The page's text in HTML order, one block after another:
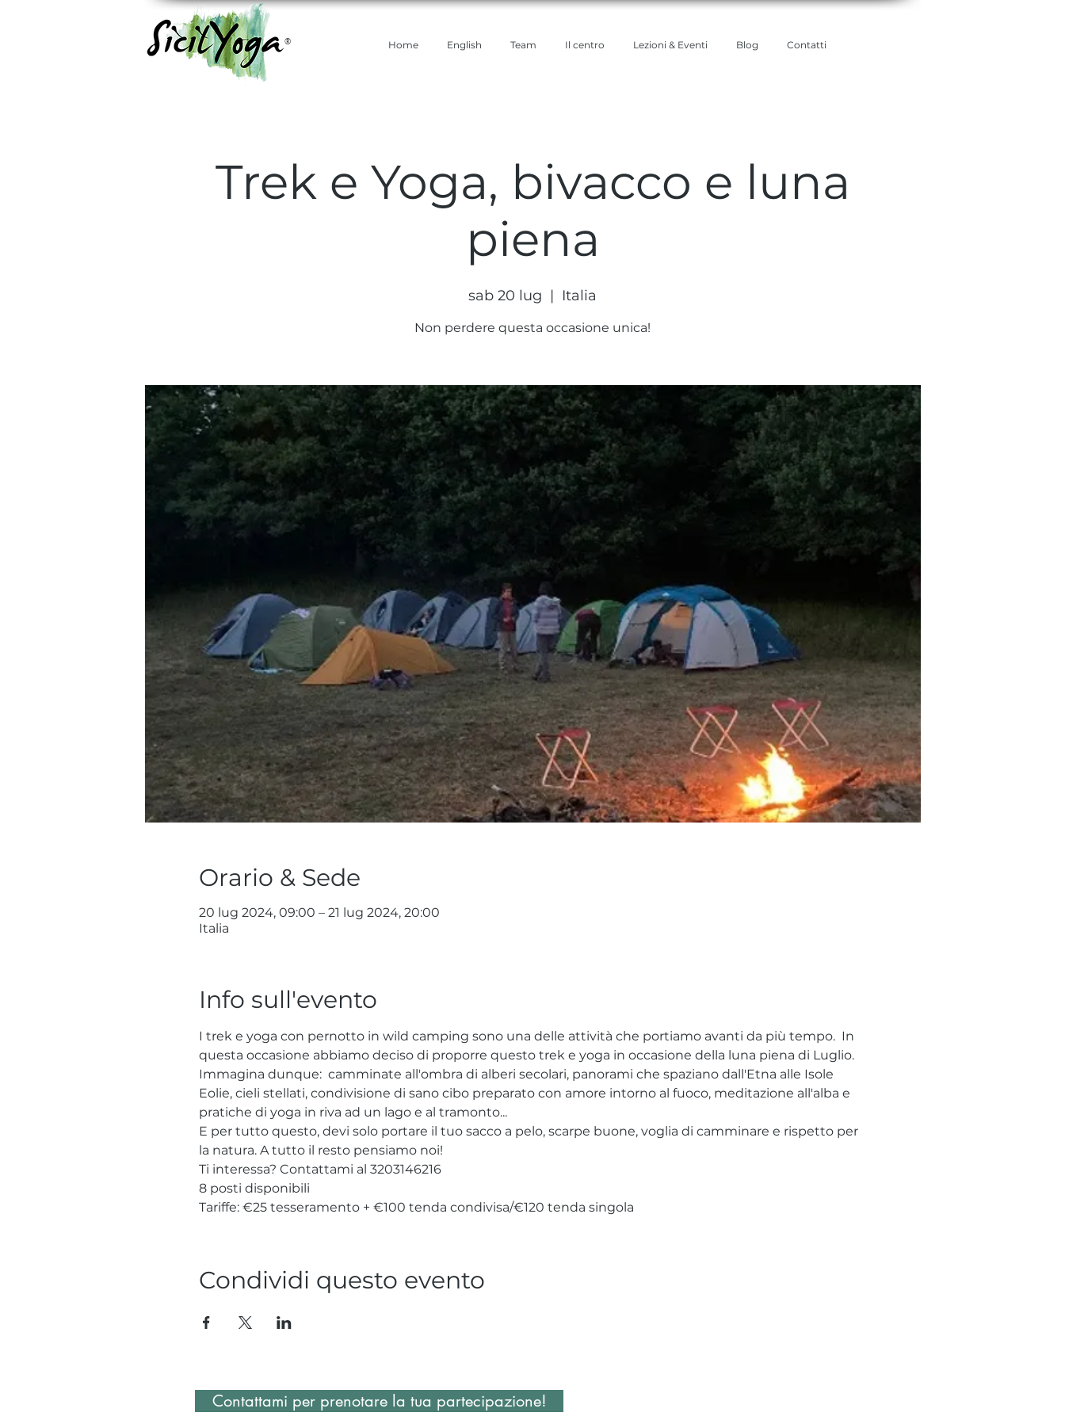
® Home English Team Il centro Lezioni & Eventi Blog Contatti
Trek e Yoga, bivacco e luna
piena
sab 20 lug
  |
Italia
Non perdere questa occasione unica!
Orario & Sede
20 lug 2024, 09:00 – 21 lug 2024, 20:00
Italia
Info sull'evento
I trek e yoga con pernotto in wild camping sono una delle attività che portiamo avanti da più tempo.  In
questa occasione abbiamo deciso di proporre questo trek e yoga in occasione della luna piena di Luglio.
Immagina dunque:  camminate all'ombra di alberi secolari, panorami che spaziano dall'Etna alle Isole
Eolie, cieli stellati, condivisione di sano cibo preparato con amore intorno al fuoco, meditazione all'alba e
pratiche di yoga in riva ad un lago e al tramonto...
E per tutto questo, devi solo portare il tuo sacco a pelo, scarpe buone, voglia di camminare e rispetto per
la natura. A tutto il resto pensiamo noi!
Ti interessa? Contattami al 3203146216
8 posti disponibili
Tariffe: €25 tesseramento + €100 tenda condivisa/€120 tenda singola
Condividi questo evento
Contattami per prenotare la tua partecipazione!